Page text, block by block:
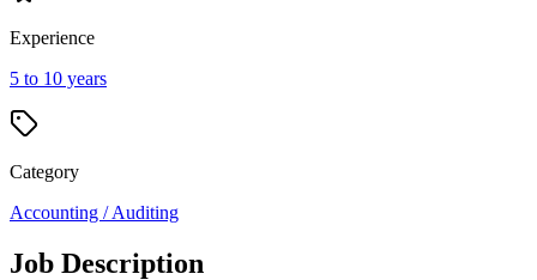
Experience
5 to 10 years
Category
Accounting / Auditing
Job Description